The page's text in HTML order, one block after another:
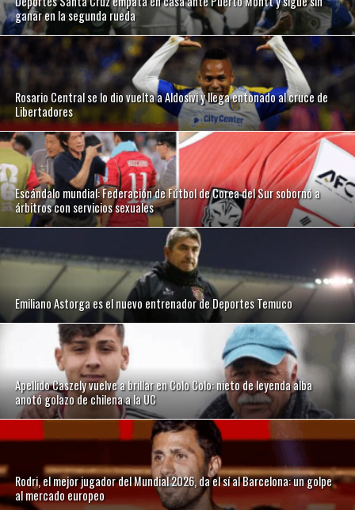
ganar en la segunda rueda
Rosario Central se lo dio vuelta a Aldosivi y llega entonado al cruce de
Libertadores
Escándalo mundial: Federación de Fútbol de Corea del Sur sobornó a
árbitros con servicios sexuales
Emiliano Astorga es el nuevo entrenador de Deportes Temuco
Apellido Caszely vuelve a brillar en Colo Colo: nieto de leyenda alba
anotó golazo de chilena a la UC
Rodri, el mejor jugador del Mundial 2026, da el sí al Barcelona: un golpe
al mercado europeo